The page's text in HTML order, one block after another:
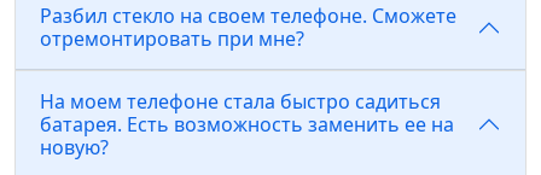
Разбил стекло на своем телефоне. Сможете
отремонтировать при мне?
На моем телефоне стала быстро садиться
батарея. Есть возможность заменить ее на
новую?